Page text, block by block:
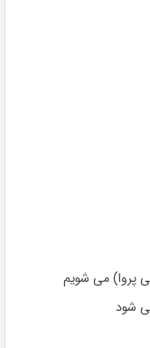
پروا) می شویم
شود